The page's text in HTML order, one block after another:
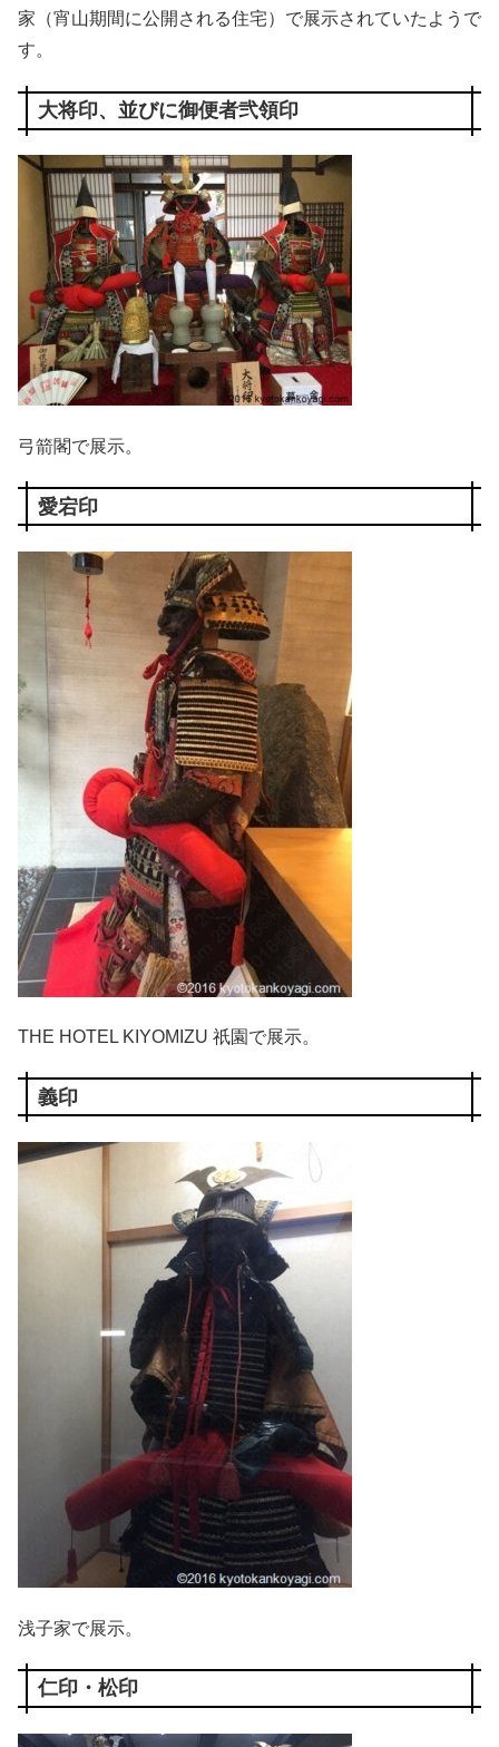
家（宵山期間に公開される住宅）で展示されていたようで
す。
大将印、並びに御便者弐領印
弓箭閣で展示。
愛宕印
THE HOTEL KIYOMIZU 祇園で展示。
義印
浅子家で展示。
仁印・松印